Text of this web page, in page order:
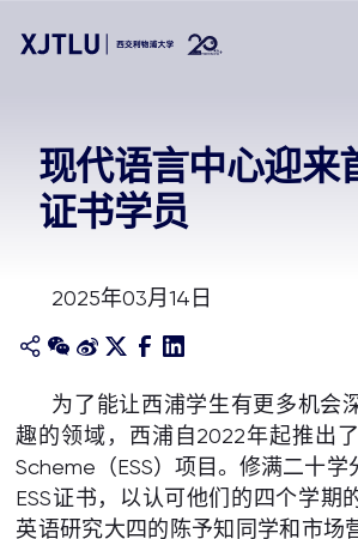
招生
学院
校园生活
关于我们
现代语言中心迎来
证书学员
2025年03月14日
为了能让西浦学生有更多机会
趣的领域，西浦自2022年起推出
Scheme（ESS）项目。修满二十学
ESS证书，以认可他们的四个学期
英语研究大四的陈予知同学和市场